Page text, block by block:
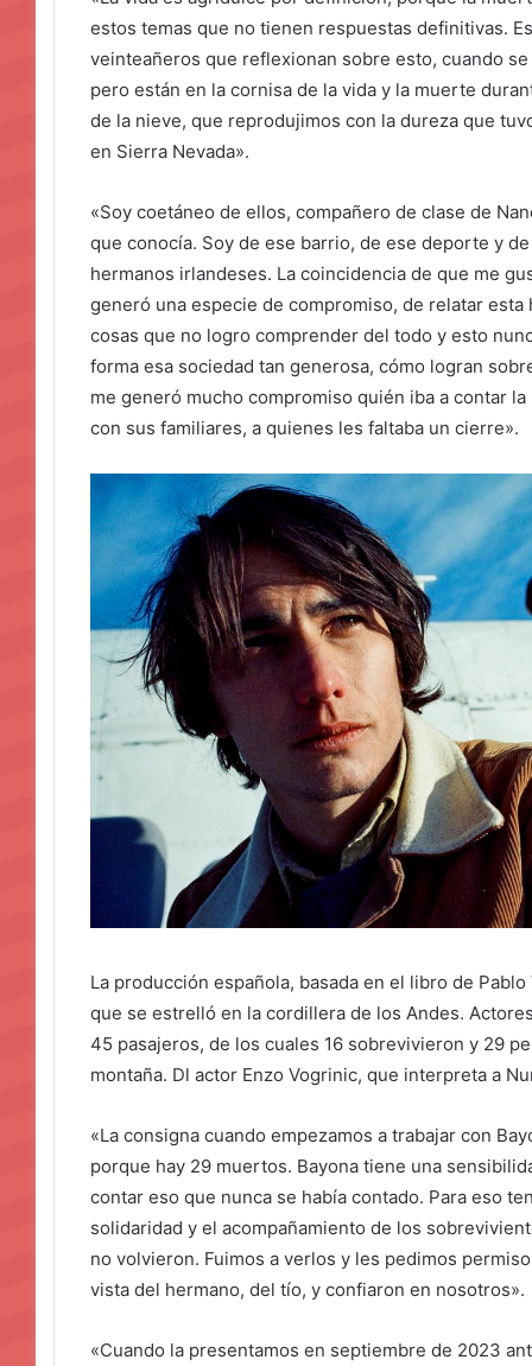
estos temas que no tienen respuestas definitivas.
veinteañeros que reflexionan sobre esto, cuando
pero están en la cornisa de la vida y la muerte
de la nieve, que reprodujimos con la dureza que
en Sierra Nevada».
«Soy coetáneo de ellos, compañero de clase de
que conocía. Soy de ese barrio, de ese deporte y
hermanos irlandeses. La coincidencia de que me
generó una especie de compromiso, de relatar
cosas que no logro comprender del todo y esto
forma esa sociedad tan generosa, cómo logran
me generó mucho compromiso quién iba a contar
con sus familiares, a quienes les faltaba un cierre».
La producción española, basada en el libro de
que se estrelló en la cordillera de los Andes.
45 pasajeros, de los cuales 16 sobrevivieron y 29
montaña. Dl actor Enzo Vogrinic, que interpreta a
«La consigna cuando empezamos a trabajar con
porque hay 29 muertos. Bayona tiene una
contar eso que nunca se había contado. Para eso
solidaridad y el acompañamiento de los
no volvieron. Fuimos a verlos y les pedimos
vista del hermano, del tío, y confiaron en nosotros».
«Cuando la presentamos en septiembre de 2023